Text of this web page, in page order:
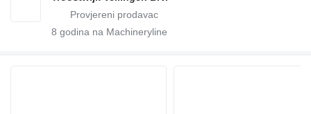
8 godina na Machineryline